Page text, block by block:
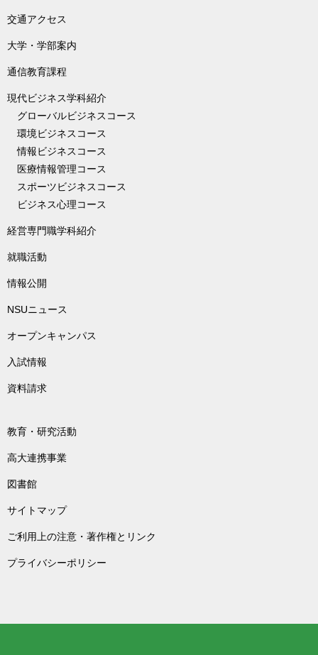
交通アクセス
大学・学部案内
通信教育課程
現代ビジネス学科紹介
グローバルビジネスコース
環境ビジネスコース
情報ビジネスコース
医療情報管理コース
スポーツビジネスコース
ビジネス心理コース
経営専門職学科紹介
就職活動
情報公開
NSUニュース
オープンキャンパス
入試情報
資料請求
教育・研究活動
高大連携事業
図書館
サイトマップ
ご利用上の注意・著作権とリンク
プライバシーポリシー